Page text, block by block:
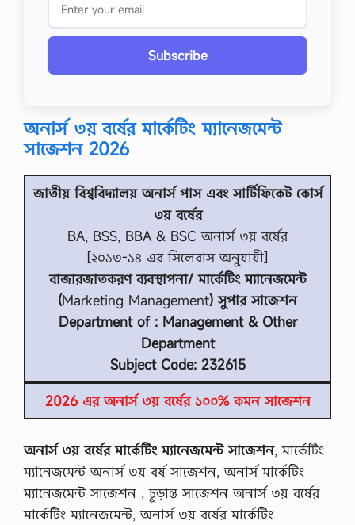
Subscribe
অনার্স ৩য় বর্ষের মার্কেটিং ম্যানেজমেন্ট
সাজেশন 2026
জাতীয় বিশ্ববিদ্যালয় অনার্স পাস এবং সার্টিফিকেট কোর্স
৩য় বর্ষের
BA, BSS, BBA & BSC অনার্স ৩য় বর্ষের
[২০১৩-১৪ এর সিলেবাস অনুযায়ী]
বাজারজাতকরণ ব্যবস্থাপনা/ মার্কেটিং ম্যানেজমেন্ট
(Marketing Management) সুপার সাজেশন
Department of : Management & Other
Department
Subject Code: 232615
2026 এর অনার্স ৩য় বর্ষের ১০০% কমন সাজেশন
অনার্স ৩য় বর্ষের মার্কেটিং ম্যানেজমেন্ট সাজেশন, মার্কেটিং
ম্যানেজমেন্ট অনার্স ৩য় বর্ষ সাজেশন, অনার্স মার্কেটিং
ম্যানেজমেন্ট সাজেশন , চূড়ান্ত সাজেশন অনার্স ৩য় বর্ষের
মার্কেটিং ম্যানেজমেন্ট, অনার্স ৩য় বর্ষের মার্কেটিং